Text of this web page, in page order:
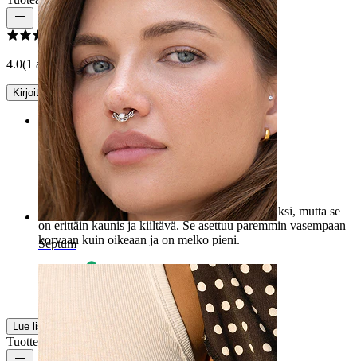
Septum
4.0(1 arvostelua)
Kirjoita arvostelu
Rating
Söpö
Korvakoru on todellinen painajainen kierrettäväksi, mutta se
on erittäin kaunis ja kiiltävä. Se asettuu paremmin vasempaan
korvaan kuin oikeaan ja on melko pieni.
Valentina Vahvistettu ostos
Käännetty tekoälyllä Näytä alkuperäinen
Lue lisää
Tuotteen laatu